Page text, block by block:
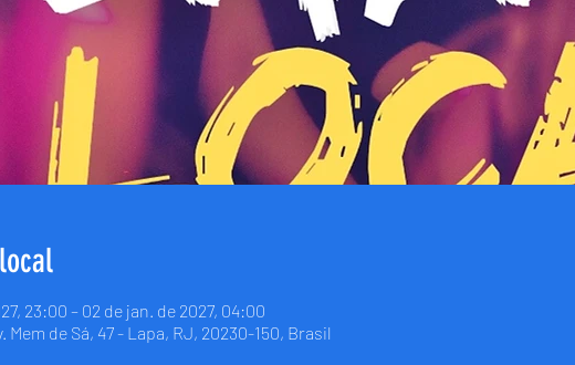
23:00 – 02 de jan. de 2027, 04:00
Mem de Sá, 47 - Lapa, RJ, 20230-150, Brasil